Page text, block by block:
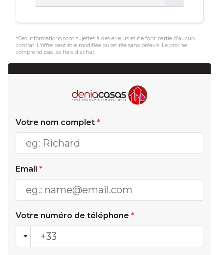
*Ces informations sont sujettes à des erreurs et ne font partie d'aucun
contrat. L'offre peut être modifiée ou retirée sans préavis. Le prix ne
comprend pas les frais d'achat.
Votre nom complet *
Email *
Votre numéro de téléphone *